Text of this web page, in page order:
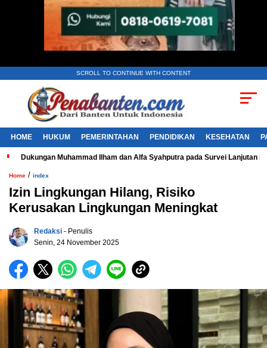
SCROLL TO CONTINUE WITH CONTENT
HOME HUKUM PEMERINTAHAN PENDIDIKAN KESEHATAN
Dukungan Muhammad Ilham dan Alfa Syahputra pada Survei Lanjutan
Home / index
Izin Lingkungan Hilang, Risiko
Kerusakan Lingkungan Meningkat
Redaksi - Penulis
Senin, 24 November 2025